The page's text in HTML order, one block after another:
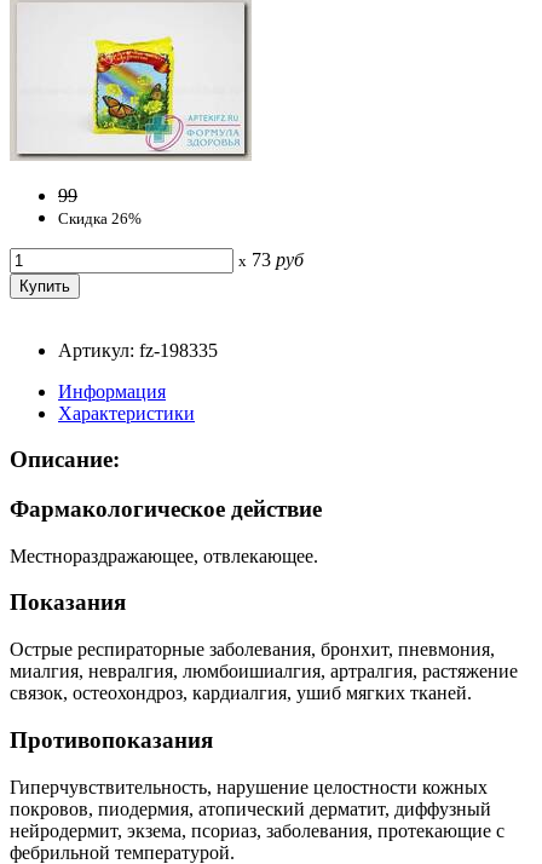
99
Скидка 26%
x 73 руб
Артикул: fz-198335
Информация
Характеристики
Описание:
Фармакологическое действие
Местнораздражающее, отвлекающее.
Показания
Острые респираторные заболевания, бронхит, пневмония,
миалгия, невралгия, люмбоишиалгия, артралгия, растяжение
связок, остеохондроз, кардиалгия, ушиб мягких тканей.
Противопоказания
Гиперчувствительность, нарушение целостности кожных
покровов, пиодермия, атопический дерматит, диффузный
нейродермит, экзема, псориаз, заболевания, протекающие с
фебрильной температурой.